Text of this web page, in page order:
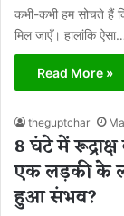
कभी-कभी हम सोचते हैं
मिल जाएँ। हालांकि ऐसा…
Read More »
theguptchar
8 घंटे में
एक लड़की के
हुआ संभव?